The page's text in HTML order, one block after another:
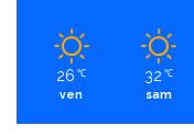
26 ℃
ven
32 ℃
sam